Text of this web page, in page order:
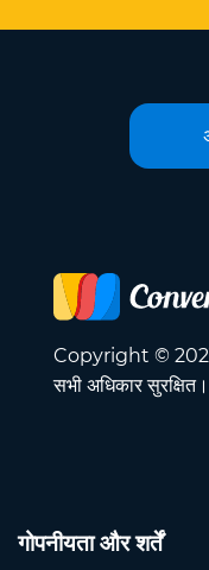
Copyright ©
सभी अधिकार सुरक्षित।
गोपनीयता और शर्तें